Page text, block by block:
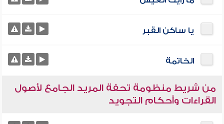
يا ساكن القبر
الخاتمة
من شريط منظومة تحفة المريد الجامع لأصول
القراءات وأحكام التجويد